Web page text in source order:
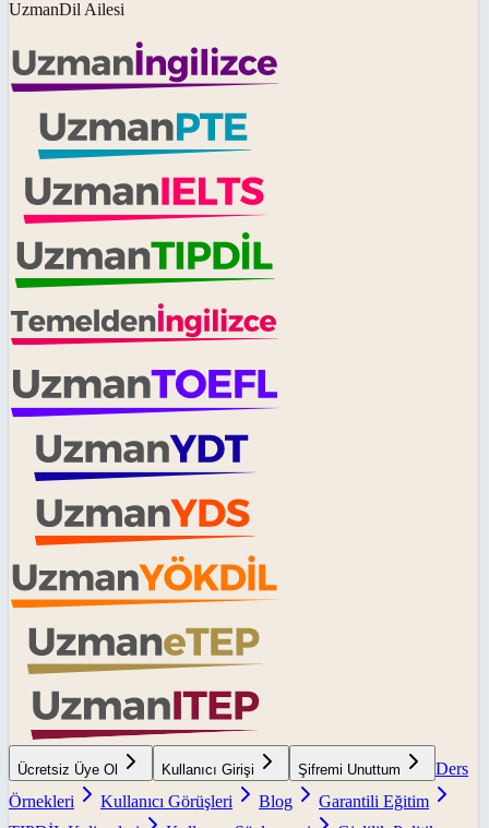
UzmanDil Ailesi
Ücretsiz Üye Ol Kullanıcı Girişi Şifremi Unuttum
Ders
Örnekleri
Kullanıcı Görüşleri Blog
Garantili Eğitim